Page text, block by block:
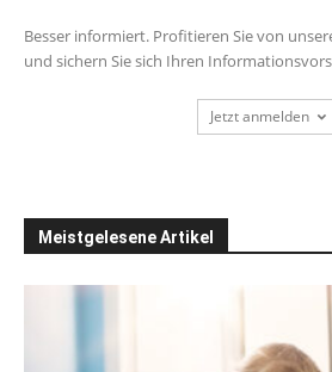
Besser informiert. Profitieren Sie von
und sichern Sie sich Ihren
Jetzt anmelden
Meistgelesene Artikel